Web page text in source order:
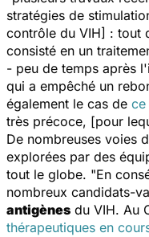
stratégies de
contrôle du VIH] : tout
consisté en un
- peu de temps après
qui a empêché un
également le cas de ce
très précoce, [pour
De nombreuses voies
explorées par des
tout le globe. "En
nombreux candidats-
antigènes du VIH. Au
thérapeutiques en